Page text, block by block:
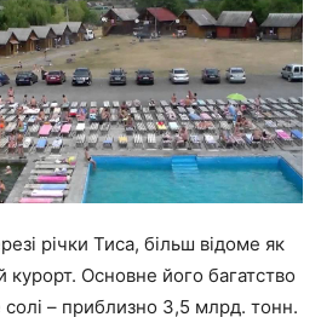
річки Тиса, більш відоме як
курорт. Основне його багатство
– приблизно 3,5 млрд. тонн.